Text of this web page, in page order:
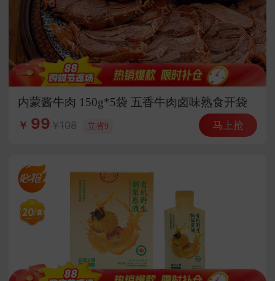
内蒙酱牛肉 150g*5袋 五香牛肉卤味熟食开袋
即食
￥ 99 108 立省9 马上抢